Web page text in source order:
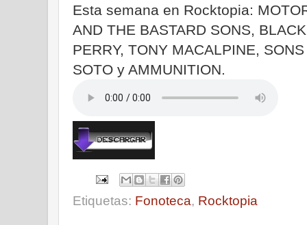
Esta semana en Rocktopia:
AND THE BASTARD SONS,
PERRY, TONY MACALPINE,
SOTO y AMMUNITION.
Etiquetas: Fonoteca, Rocktopia